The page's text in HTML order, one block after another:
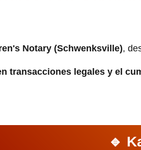
Notary (Schwenksville),
transacciones legales y el
🔹